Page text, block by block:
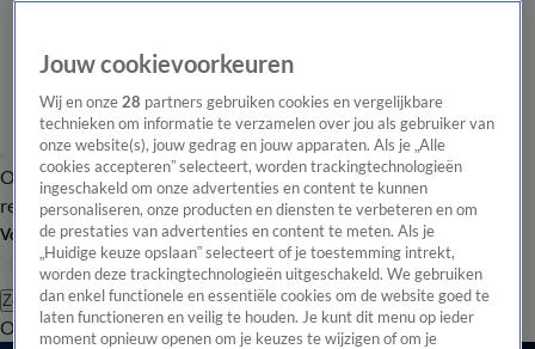
Overzicht Laatste nieuws Regionieuws Het beste van Hart
Tip de
redactie
Volg Hart van Nederland
Zoeken
OverzichtRegioUitzendingenWeerTip de redactiePanelVideo's
Jouw cookievoorkeuren
Wij en onze28 partners gebruiken cookies en vergelijkbare
technieken om informatie te verzamelen over jou als gebruiker van
onze website(s), jouw gedrag en jouw apparaten. Als je „Alle
cookies accepteren” selecteert, worden trackingtechnologieën
ingeschakeld om onze advertenties en content te kunnen
personaliseren, onze producten en diensten te verbeteren en om
de prestaties van advertenties en content te meten. Als je
„Huidige keuze opslaan” selecteert of je toestemming intrekt,
worden deze trackingtechnologieën uitgeschakeld. We gebruiken
dan enkel functionele en essentiële cookies om de website goed te
laten functioneren en veilig te houden. Je kunt dit menu op ieder
moment opnieuw openen om je keuzes te wijzigen of om je